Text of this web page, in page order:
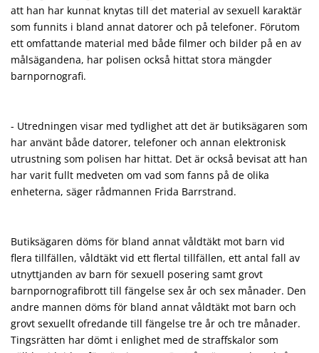
att han har kunnat knytas till det material av sexuell karaktär
som funnits i bland annat datorer och på telefoner. Förutom
ett omfattande material med både filmer och bilder på en av
målsägandena, har polisen också hittat stora mängder
barnpornografi.
- Utredningen visar med tydlighet att det är butiksägaren som
har använt både datorer, telefoner och annan elektronisk
utrustning som polisen har hittat. Det är också bevisat att han
har varit fullt medveten om vad som fanns på de olika
enheterna, säger rådmannen Frida Barrstrand.
Butiksägaren döms för bland annat våldtäkt mot barn vid
flera tillfällen, våldtäkt vid ett flertal tillfällen, ett antal fall av
utnyttjanden av barn för sexuell posering samt grovt
barnpornografibrott till fängelse sex år och sex månader. Den
andre mannen döms för bland annat våldtäkt mot barn och
grovt sexuellt ofredande till fängelse tre år och tre månader.
Tingsrätten har dömt i enlighet med de straff­skalor som